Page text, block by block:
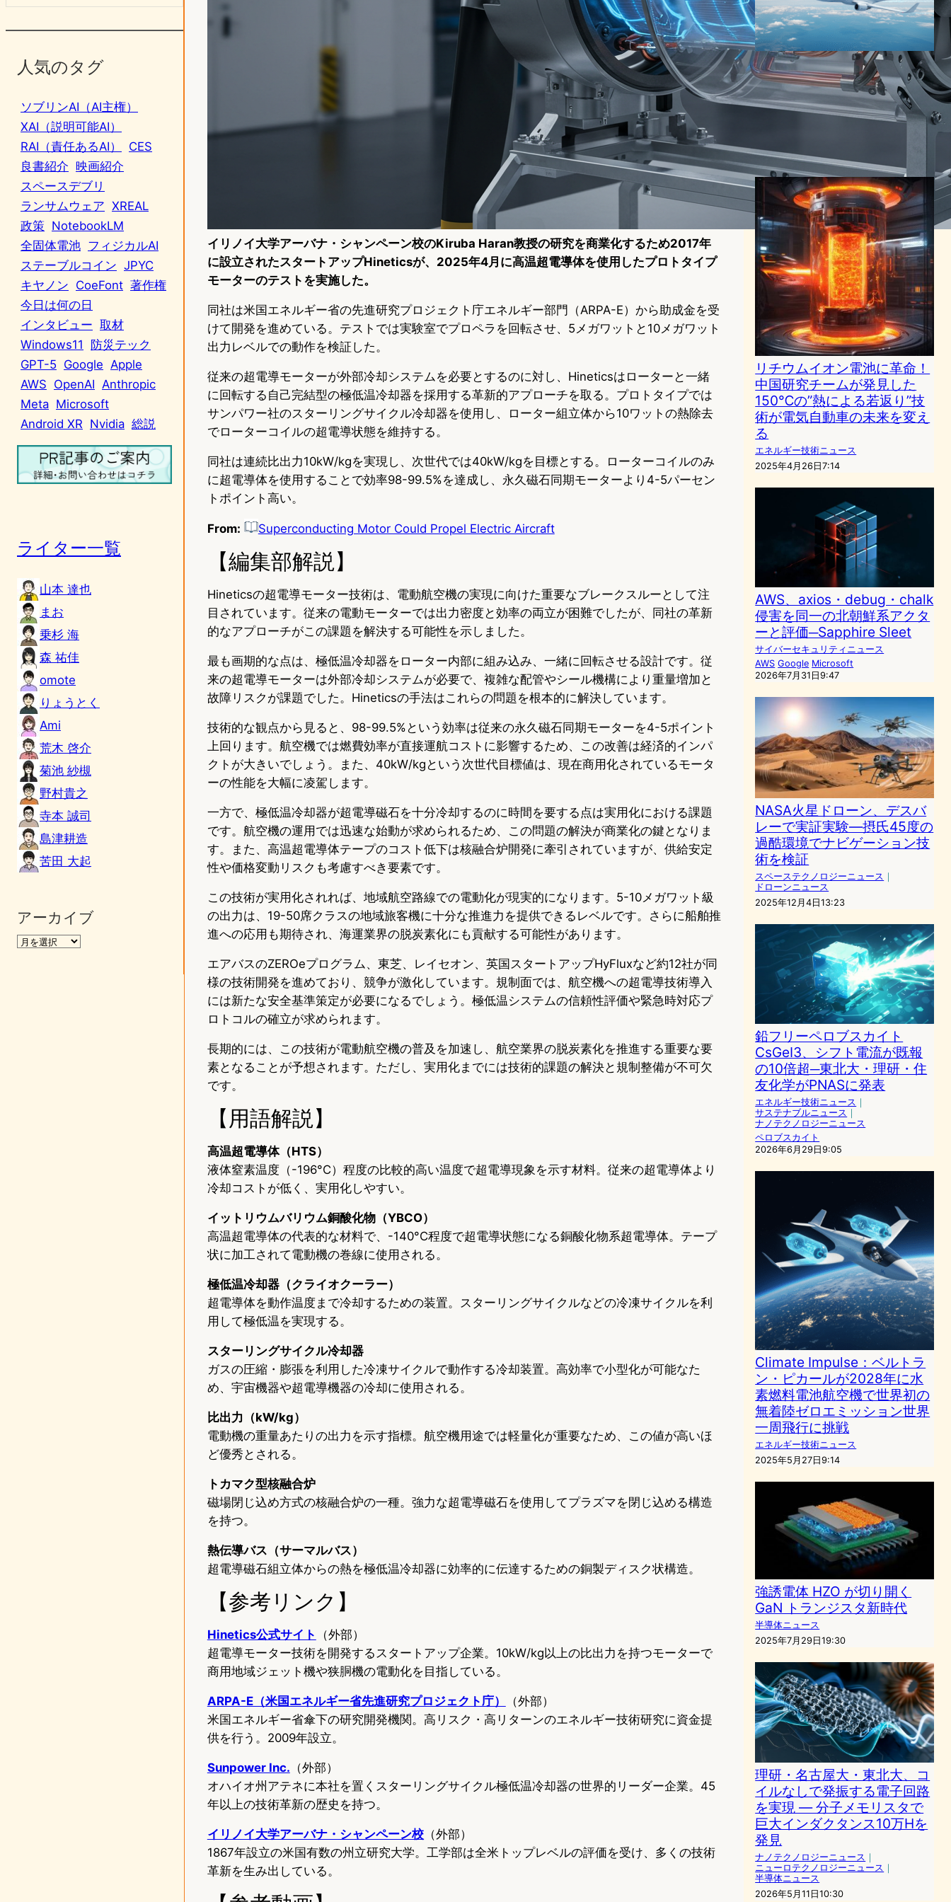
人気のタグ
ソブリンAI（AI主権）
XAI（説明可能AI）
RAI（責任あるAI）
CES
良書紹介 映画紹介
スペースデブリ
ランサムウェア XREAL
政策 NotebookLM
全固体電池 フィジカルAI
ステーブルコイン JPYC
キヤノン CoeFont 著作権
今日は何の日
インタビュー 取材
Windows11
防災テック
GPT-5 Google Apple
AWS OpenAI Anthropic
Meta Microsoft
Android XR Nvidia 総説
ライター一覧
山本 達也
まお
乗杉 海
森 祐佳
omote
りょうとく
Ami
荒木 啓介
菊池 紗槻
野村貴之
寺本 誠司
島津耕造
苦田 大起
アーカイブ
イリノイ大学アーバナ・シャンペーン校のKiruba Haran教授の研究を商業化するため2017年
に設立されたスタートアップHineticsが、2025年4月に高温超電導体を使用したプロトタイプ
モーターのテストを実施した。
同社は米国エネルギー省の先進研究プロジェクト庁エネルギー部門（ARPA-E）から助成金を受
けて開発を進めている。テストでは実験室でプロペラを回転させ、5メガワットと10メガワット
出力レベルでの動作を検証した。
従来の超電導モーターが外部冷却システムを必要とするのに対し、Hineticsはローターと一緒
に回転する自己完結型の極低温冷却器を採用する革新的アプローチを取る。プロトタイプでは
サンパワー社のスターリングサイクル冷却器を使用し、ローター組立体から10ワットの熱除去
でローターコイルの超電導状態を維持する。
同社は連続比出力10kW/kgを実現し、次世代では40kW/kgを目標とする。ローターコイルのみ
に超電導体を使用することで効率98-99.5%を達成し、永久磁石同期モーターより4-5パーセン
トポイント高い。
From: Superconducting Motor Could Propel Electric Aircraft
【編集部解説】
Hineticsの超電導モーター技術は、電動航空機の実現に向けた重要なブレークスルーとして注
目されています。従来の電動モーターでは出力密度と効率の両立が困難でしたが、同社の革新
的なアプローチがこの課題を解決する可能性を示しました。
最も画期的な点は、極低温冷却器をローター内部に組み込み、一緒に回転させる設計です。従
来の超電導モーターは外部冷却システムが必要で、複雑な配管やシール機構により重量増加と
故障リスクが課題でした。Hineticsの手法はこれらの問題を根本的に解決しています。
技術的な観点から見ると、98-99.5%という効率は従来の永久磁石同期モーターを4-5ポイント
上回ります。航空機では燃費効率が直接運航コストに影響するため、この改善は経済的インパ
クトが大きいでしょう。また、40kW/kgという次世代目標値は、現在商用化されているモータ
ーの性能を大幅に凌駕します。
一方で、極低温冷却器が超電導磁石を十分冷却するのに時間を要する点は実用化における課題
です。航空機の運用では迅速な始動が求められるため、この問題の解決が商業化の鍵となりま
す。また、高温超電導体テープのコスト低下は核融合炉開発に牽引されていますが、供給安定
性や価格変動リスクも考慮すべき要素です。
この技術が実用化されれば、地域航空路線での電動化が現実的になります。5-10メガワット級
の出力は、19-50席クラスの地域旅客機に十分な推進力を提供できるレベルです。さらに船舶推
進への応用も期待され、海運業界の脱炭素化にも貢献する可能性があります。
エアバスのZEROeプログラム、東芝、レイセオン、英国スタートアップHyFluxなど約12社が同
様の技術開発を進めており、競争が激化しています。規制面では、航空機への超電導技術導入
には新たな安全基準策定が必要になるでしょう。極低温システムの信頼性評価や緊急時対応プ
ロトコルの確立が求められます。
長期的には、この技術が電動航空機の普及を加速し、航空業界の脱炭素化を推進する重要な要
素となることが予想されます。ただし、実用化までには技術的課題の解決と規制整備が不可欠
です。
【用語解説】
高温超電導体（HTS）
液体窒素温度（-196°C）程度の比較的高い温度で超電導現象を示す材料。従来の超電導体より
冷却コストが低く、実用化しやすい。
イットリウムバリウム銅酸化物（YBCO）
高温超電導体の代表的な材料で、-140°C程度で超電導状態になる銅酸化物系超電導体。テープ
状に加工されて電動機の巻線に使用される。
極低温冷却器（クライオクーラー）
超電導体を動作温度まで冷却するための装置。スターリングサイクルなどの冷凍サイクルを利
用して極低温を実現する。
スターリングサイクル冷却器
ガスの圧縮・膨張を利用した冷凍サイクルで動作する冷却装置。高効率で小型化が可能なた
め、宇宙機器や超電導機器の冷却に使用される。
比出力（kW/kg）
電動機の重量あたりの出力を示す指標。航空機用途では軽量化が重要なため、この値が高いほ
ど優秀とされる。
トカマク型核融合炉
磁場閉じ込め方式の核融合炉の一種。強力な超電導磁石を使用してプラズマを閉じ込める構造
を持つ。
熱伝導バス（サーマルバス）
超電導磁石組立体からの熱を極低温冷却器に効率的に伝達するための銅製ディスク状構造。
【参考リンク】
Hinetics公式サイト
（外部）
超電導モーター技術を開発するスタートアップ企業。10kW/kg以上の比出力を持つモーターで
商用地域ジェット機や狭胴機の電動化を目指している。
ARPA-E（米国エネルギー省先進研究プロジェクト庁）
（外部）
米国エネルギー省傘下の研究開発機関。高リスク・高リターンのエネルギー技術研究に資金提
供を行う。2009年設立。
Sunpower Inc. （外部）
オハイオ州アテネに本社を置くスターリングサイクル極低温冷却器の世界的リーダー企業。45
年以上の技術革新の歴史を持つ。
イリノイ大学アーバナ・シャンペーン校（外部）
1867年設立の米国有数の州立研究大学。工学部は全米トップレベルの評価を受け、多くの技術
革新を生み出している。
MIT、液体ナトリウム燃料電
池でリチウムイオンの3倍性
能を実現 電動航空機の実用
化へ大きく前進
2025年5月29日17:00
リチウムイオン電池に革命！
中国研究チームが発見した
150℃の”熱による若返り”技
術が電気自動車の未来を変え
る
エネルギー技術ニュース
2025年4月26日7:14
AWS、axios・debug・chalk
侵害を同一の北朝鮮系アクタ
ーと評価─Sapphire Sleet
サイバーセキュリティニュース
AWS Google Microsoft
2026年7月31日9:47
NASA火星ドローン、デスバ
レーで実証実験―摂氏45度の
過酷環境でナビゲーション技
術を検証
スペーステクノロジーニュース ｜
ドローンニュース
2025年12月4日13:23
鉛フリーペロブスカイト
CsGeI3、シフト電流が既報
の10倍超─東北大・理研・住
友化学がPNASに発表
エネルギー技術ニュース ｜
サステナブルニュース ｜
ナノテクノロジーニュース
ペロブスカイト
2026年6月29日9:05
Climate Impulse：ベルトラ
ン・ピカールが2028年に水
素燃料電池航空機で世界初の
無着陸ゼロエミッション世界
一周飛行に挑戦
エネルギー技術ニュース
2025年5月27日9:14
強誘電体 HZO が切り開く
GaN トランジスタ新時代
半導体ニュース
2025年7月29日19:30
理研・名古屋大・東北大、コ
イルなしで発振する電子回路
を実現 ― 分子メモリスタで
巨大インダクタンス10万Hを
発見
ナノテクノロジーニュース ｜
ニューロテクノロジーニュース ｜
半導体ニュース
2026年5月11日10:30